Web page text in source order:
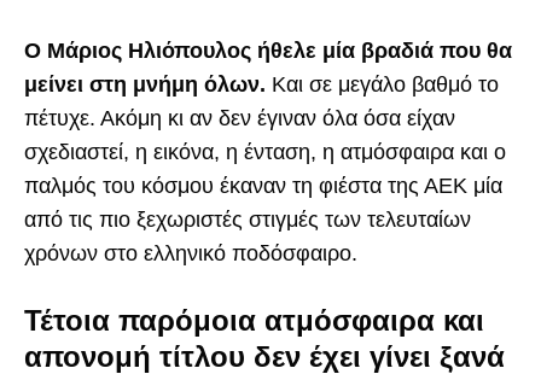
Ο Μάριος Ηλιόπουλος ήθελε μία βραδιά που θα
μείνει στη μνήμη όλων. Και σε μεγάλο βαθμό το
πέτυχε. Ακόμη κι αν δεν έγιναν όλα όσα είχαν
σχεδιαστεί, η εικόνα, η ένταση, η ατμόσφαιρα και ο
παλμός του κόσμου έκαναν τη φιέστα της ΑΕΚ μία
από τις πιο ξεχωριστές στιγμές των τελευταίων
χρόνων στο ελληνικό ποδόσφαιρο.
Τέτοια παρόμοια ατμόσφαιρα και
απονομή τίτλου δεν έχει γίνει ξανά